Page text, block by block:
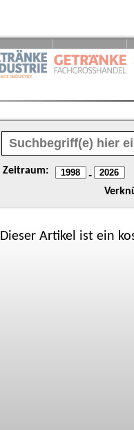
Zeitraum: -
Dieser Artikel ist ein